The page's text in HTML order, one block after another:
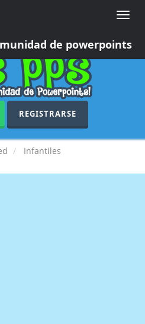
Toggle
de powerpoints
REGISTRARSE
Infantiles